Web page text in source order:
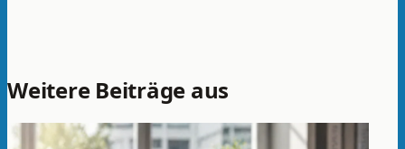
Weitere Beiträge aus